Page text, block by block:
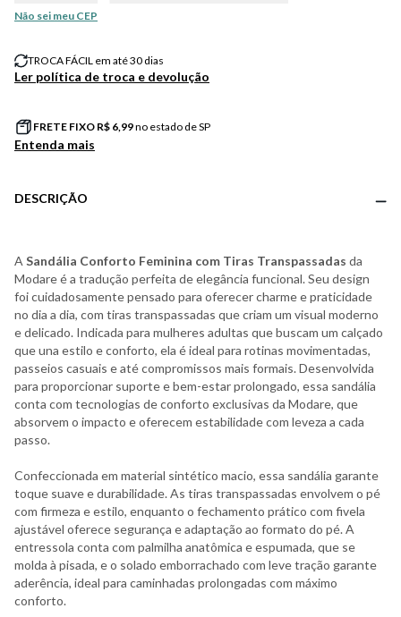
Não sei meu CEP
TROCA FÁCIL em até 30 dias
Ler política de troca e devolução
FRETE FIXO R$ 6,99no estado de SP
Entenda mais
DESCRIÇÃO
A Sandália Conforto Feminina com Tiras Transpassadas da
Modare é a tradução perfeita de elegância funcional. Seu design
foi cuidadosamente pensado para oferecer charme e praticidade
no dia a dia, com tiras transpassadas que criam um visual moderno
e delicado. Indicada para mulheres adultas que buscam um calçado
que una estilo e conforto, ela é ideal para rotinas movimentadas,
passeios casuais e até compromissos mais formais. Desenvolvida
para proporcionar suporte e bem-estar prolongado, essa sandália
conta com tecnologias de conforto exclusivas da Modare, que
absorvem o impacto e oferecem estabilidade com leveza a cada
passo.
Confeccionada em material sintético macio, essa sandália garante
toque suave e durabilidade. As tiras transpassadas envolvem o pé
com firmeza e estilo, enquanto o fechamento prático com fivela
ajustável oferece segurança e adaptação ao formato do pé. A
entressola conta com palmilha anatômica e espumada, que se
molda à pisada, e o solado emborrachado com leve tração garante
aderência, ideal para caminhadas prolongadas com máximo
conforto.